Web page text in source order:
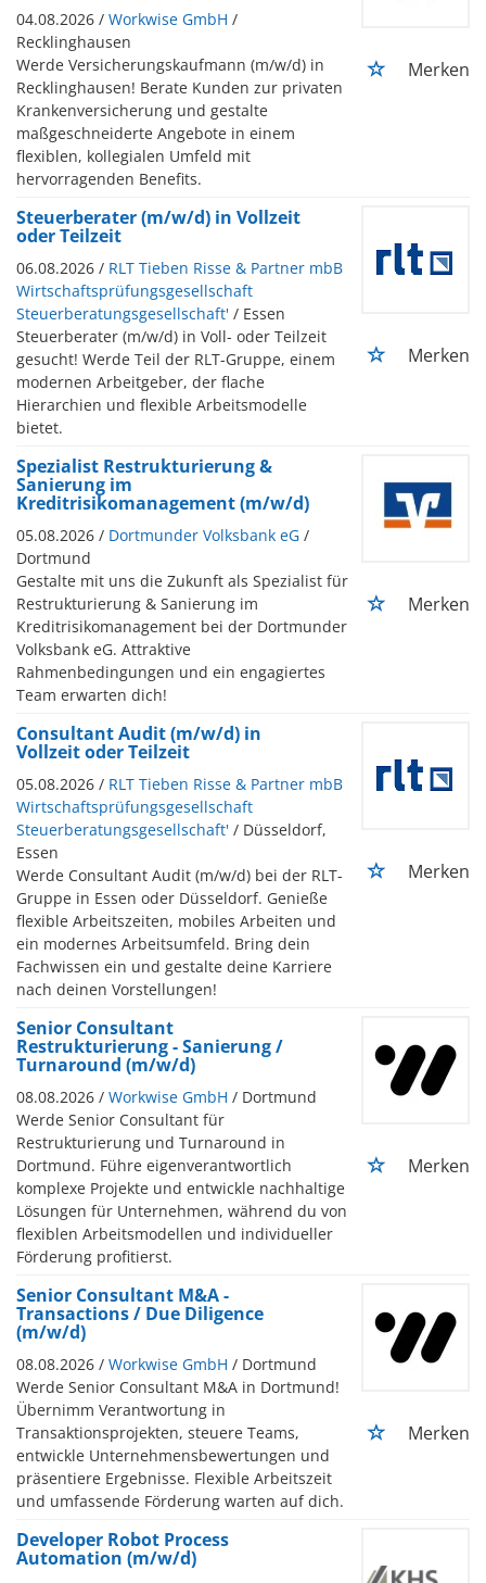
04.08.2026 / Workwise GmbH /
Recklinghausen
Werde Versicherungskaufmann (m/w/d) in
Recklinghausen! Berate Kunden zur privaten
Krankenversicherung und gestalte
maßgeschneiderte Angebote in einem
flexiblen, kollegialen Umfeld mit
hervorragenden Benefits.
Merken
Steuerberater (m/w/d) in Vollzeit
oder Teilzeit
06.08.2026 / RLT Tieben Risse & Partner mbB
Wirtschaftsprüfungsgesellschaft
Steuerberatungsgesellschaft' / Essen
Steuerberater (m/w/d) in Voll- oder Teilzeit
gesucht! Werde Teil der RLT-Gruppe, einem
modernen Arbeitgeber, der flache
Hierarchien und flexible Arbeitsmodelle
bietet.
Merken
Spezialist Restrukturierung &
Sanierung im
Kreditrisikomanagement (m/w/d)
05.08.2026 / Dortmunder Volksbank eG /
Dortmund
Gestalte mit uns die Zukunft als Spezialist für
Restrukturierung & Sanierung im
Kreditrisikomanagement bei der Dortmunder
Volksbank eG. Attraktive
Rahmenbedingungen und ein engagiertes
Team erwarten dich!
Merken
Consultant Audit (m/w/d) in
Vollzeit oder Teilzeit
05.08.2026 / RLT Tieben Risse & Partner mbB
Wirtschaftsprüfungsgesellschaft
Steuerberatungsgesellschaft' / Düsseldorf,
Essen
Werde Consultant Audit (m/w/d) bei der RLT-
Gruppe in Essen oder Düsseldorf. Genieße
flexible Arbeitszeiten, mobiles Arbeiten und
ein modernes Arbeitsumfeld. Bring dein
Fachwissen ein und gestalte deine Karriere
nach deinen Vorstellungen!
Merken
Senior Consultant
Restrukturierung - Sanierung /
Turnaround (m/w/d)
08.08.2026 / Workwise GmbH / Dortmund
Werde Senior Consultant für
Restrukturierung und Turnaround in
Dortmund. Führe eigenverantwortlich
komplexe Projekte und entwickle nachhaltige
Lösungen für Unternehmen, während du von
flexiblen Arbeitsmodellen und individueller
Förderung profitierst.
Merken
Senior Consultant M&A -
Transactions / Due Diligence
(m/w/d)
08.08.2026 / Workwise GmbH / Dortmund
Werde Senior Consultant M&A in Dortmund!
Übernimm Verantwortung in
Transaktionsprojekten, steuere Teams,
entwickle Unternehmensbewertungen und
präsentiere Ergebnisse. Flexible Arbeitszeit
und umfassende Förderung warten auf dich.
Merken
Developer Robot Process
Automation (m/w/d)